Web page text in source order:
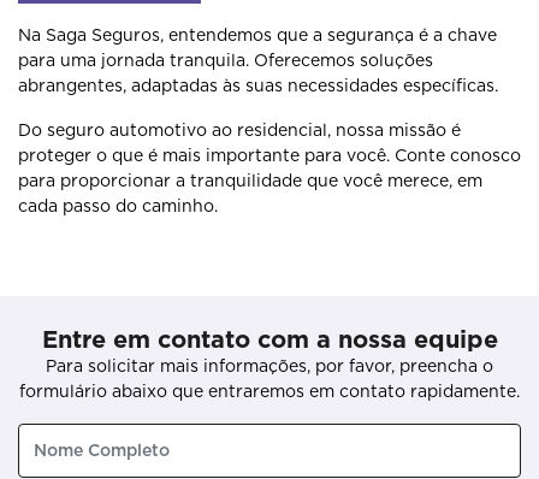
Na Saga Seguros, entendemos que a segurança é a chave
para uma jornada tranquila. Oferecemos soluções
abrangentes, adaptadas às suas necessidades específicas.
Do seguro automotivo ao residencial, nossa missão é
proteger o que é mais importante para você. Conte conosco
para proporcionar a tranquilidade que você merece, em
cada passo do caminho.
Entre em contato com a nossa equipe
Para solicitar mais informações, por favor, preencha o
formulário abaixo que entraremos em contato rapidamente.